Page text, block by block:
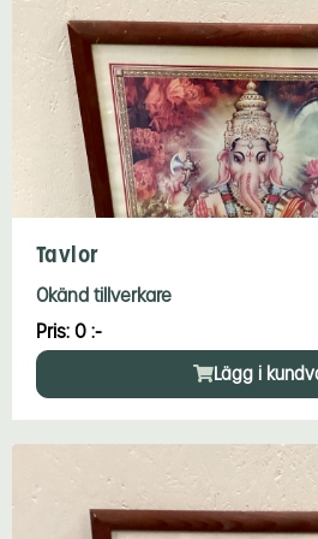
Tavlor
Okänd tillverkare
Pris: 0 :-
Lägg i